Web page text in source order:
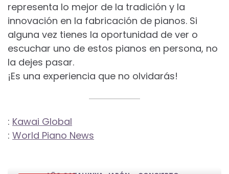
representa lo mejor de la tradición y la
innovación en la fabricación de pianos. Si
alguna vez tienes la oportunidad de ver o
escuchar uno de estos pianos en persona, no
la dejes pasar.
¡Es una experiencia que no olvidarás!
: Kawai Global
: World Piano News